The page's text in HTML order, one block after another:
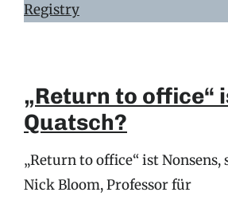
Registry
„Return to office“
Quatsch?
„Return to office“ ist Nonsens,
Nick Bloom, Professor für